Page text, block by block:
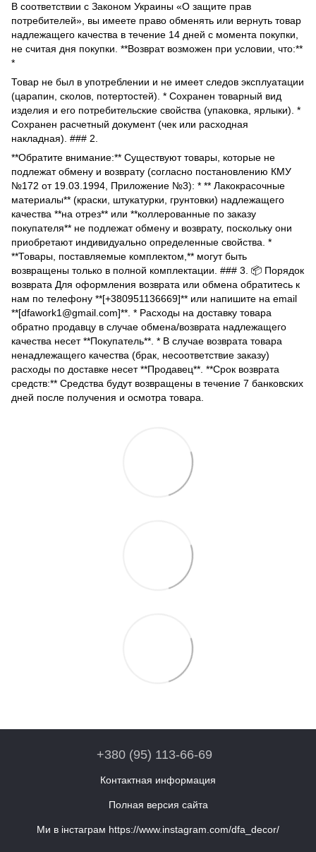
В соответствии с Законом Украины «О защите прав
потребителей», вы имеете право обменять или вернуть товар
надлежащего качества в течение 14 дней с момента покупки,
не считая дня покупки. **Возврат возможен при условии, что:**
*
Товар не был в употреблении и не имеет следов эксплуатации
(царапин, сколов, потертостей). * Сохранен товарный вид
изделия и его потребительские свойства (упаковка, ярлыки). *
Сохранен расчетный документ (чек или расходная
накладная). ### 2.
**Обратите внимание:** Существуют товары, которые не
подлежат обмену и возврату (согласно постановлению КМУ
№172 от 19.03.1994, Приложение №3): * ** Лакокрасочные
материалы** (краски, штукатурки, грунтовки) надлежащего
качества **на отрез** или **коллерованные по заказу
покупателя** не подлежат обмену и возврату, поскольку они
приобретают индивидуально определенные свойства. *
**Товары, поставляемые комплектом,** могут быть
возвращены только в полной комплектации. ### 3. 📦 Порядок
возврата Для оформления возврата или обмена обратитесь к
нам по телефону **[+380951136669]** или напишите на email
**[dfawork1@gmail.com]**. * Расходы на доставку товара
обратно продавцу в случае обмена/возврата надлежащего
качества несет **Покупатель**. * В случае возврата товара
ненадлежащего качества (брак, несоответствие заказу)
расходы по доставке несет **Продавец**. **Срок возврата
средств:** Средства будут возвращены в течение 7 банковских
дней после получения и осмотра товара.
+380 (95) 113-66-69
Контактная информация
Полная версия сайта
Ми в інстаграм https://www.instagram.com/dfa_decor/